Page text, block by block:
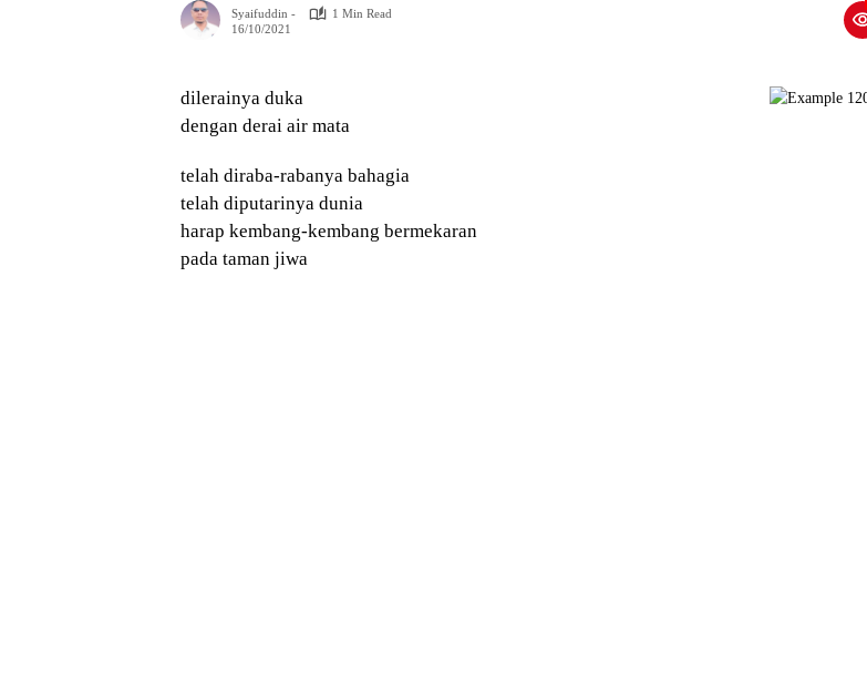
Syaifuddin -
1 Min Read
16/10/2021
dilerainya duka
dengan derai air mata
telah diraba-rabanya bahagia
telah diputarinya dunia
harap kembang-kembang bermekaran
pada taman jiwa